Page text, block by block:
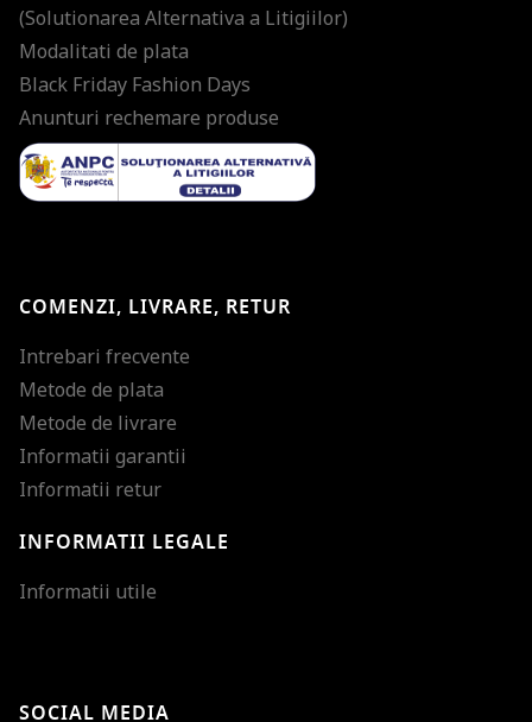
(Solutionarea Alternativa a Litigiilor)
Modalitati de plata
Black Friday Fashion Days
Anunturi rechemare produse
COMENZI, LIVRARE, RETUR
Intrebari frecvente
Metode de plata
Metode de livrare
Informatii garantii
Informatii retur
INFORMATII LEGALE
Informatii utile
SOCIAL MEDIA